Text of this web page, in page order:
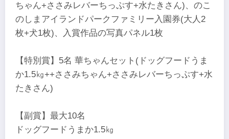
ちゃん+ささみレバーちっぷす+水たきさん)、のこ
のしまアイランドパークファミリー入園券(大人2
枚+犬1枚)、入賞作品の写真パネル1枚
【特別賞】5名 華ちゃんセット(ドッグフードうま
か1.5㎏++ささみちゃん+ささみレバーちっぷす+水
たきさん)
【副賞】最大10名
ドッグフードうまか1.5㎏